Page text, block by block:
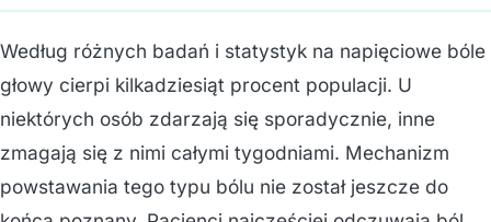
Według różnych badań i statystyk na napięciowe bóle
głowy cierpi kilkadziesiąt procent populacji. U
niektórych osób zdarzają się sporadycznie, inne
zmagają się z nimi całymi tygodniami. Mechanizm
powstawania tego typu bólu nie został jeszcze do